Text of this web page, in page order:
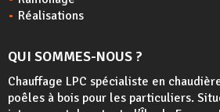
Réalisations
QUI SOMMES-NOUS ?
Chauffage LPC spécialiste en
poêles à bois pour les particuliers.